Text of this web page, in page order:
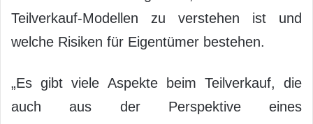
Teilverkauf-Modellen zu verstehen ist und
welche Risiken für Eigentümer bestehen.
„Es gibt viele Aspekte beim Teilverkauf, die
auch aus der Perspektive eines